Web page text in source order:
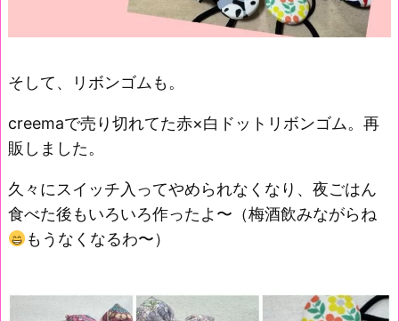
そして、リボンゴムも。
creemaで売り切れてた赤×白ドットリボンゴム。再
販しました。
久々にスイッチ入ってやめられなくなり、夜ごはん
食べた後もいろいろ作ったよ〜（梅酒飲みながらね
もうなくなるわ〜）